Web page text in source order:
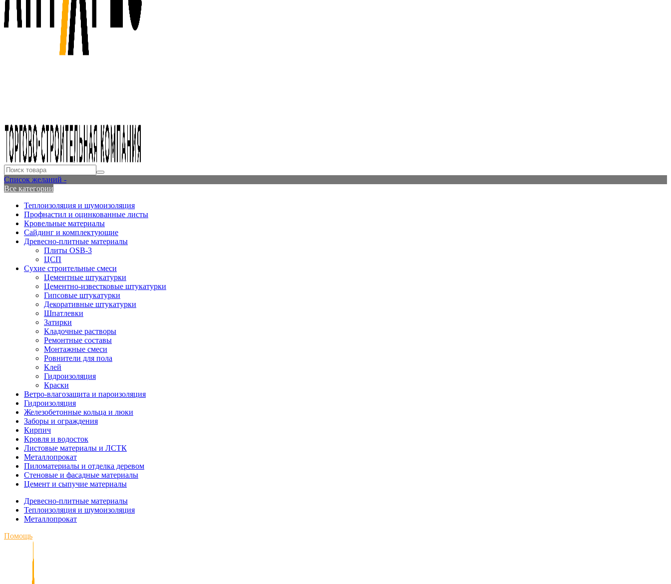
Список желаний -
Все категории
Теплоизоляция и шумоизоляция
Профнастил и оцинкованные листы
Кровельные материалы
Сайдинг и комплектующие
Древесно-плитные материалы
Плиты OSB-3
ЦСП
Сухие строительные смеси
Цементные штукатурки
Цементно-известковые штукатурки
Гипсовые штукатурки
Декоративные штукатурки
Шпатлевки
Затирки
Кладочные растворы
Ремонтные составы
Монтажные смеси
Ровнители для пола
Клей
Гидроизоляция
Краски
Ветро-влагозащита и пароизоляция
Гидроизоляция
Железобетонные кольца и люки
Заборы и ограждения
Кирпич
Кровля и водосток
Листовые материалы и ЛСТК
Металлопрокат
Пиломатериалы и отделка деревом
Стеновые и фасадные материалы
Цемент и сыпучие материалы
Древесно-плитные материалы
Теплоизоляция и шумоизоляция
Металлопрокат
Помощь